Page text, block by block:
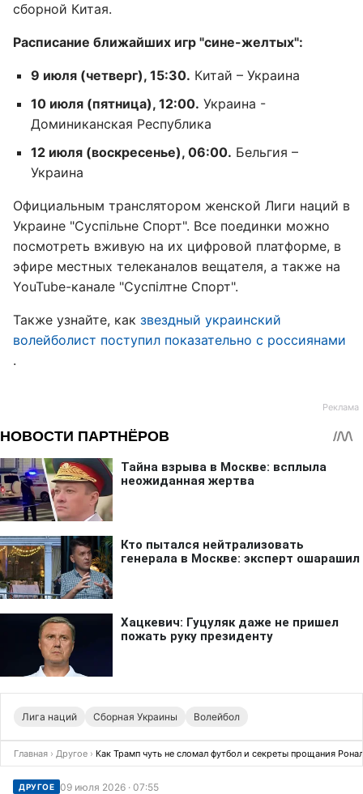
сборной Китая.
Расписание ближайших игр "сине-желтых":
9 июля (четверг), 15:30. Китай – Украина
10 июля (пятница), 12:00. Украина -
Доминиканская Республика
12 июля (воскресенье), 06:00. Бельгия –
Украина
Официальным транслятором женской Лиги наций в
Украине "Cуспільне Спорт". Все поединки можно
посмотреть вживую на их цифровой платформе, в
эфире местных телеканалов вещателя, а также на
YouTube-канале "Суспілтне Спорт".
Также узнайте, как звездный украинский
волейболист поступил показательно с россиянами
.
Лига наций Сборная Украины Волейбол
Главная › Другое › Как Трамп чуть не сломал футбол и секреты прощания
ДРУГОЕ 09 июля 2026 · 07:55